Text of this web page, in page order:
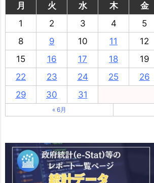
月
火 水 木 金
1
2 3 4 5
8
9 10 11 12
15
16 17 18 19
22
23 24 25 26
29
30 31
« 6月